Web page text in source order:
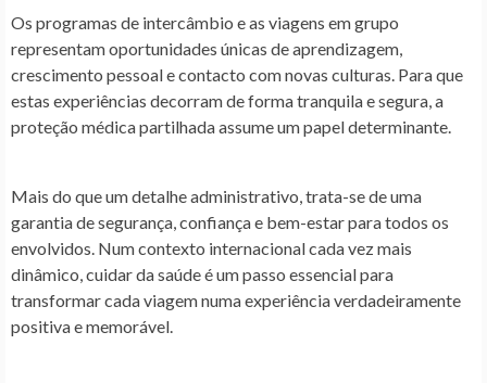
Os programas de intercâmbio e as viagens em grupo
representam oportunidades únicas de aprendizagem,
crescimento pessoal e contacto com novas culturas. Para que
estas experiências decorram de forma tranquila e segura, a
proteção médica partilhadaassume um papel determinante.
Mais do que um detalhe administrativo, trata-se de uma
garantia de segurança, confiança e bem-estar para todos os
envolvidos. Num contexto internacional cada vez mais
dinâmico, cuidar da saúde é um passo essencial para
transformar cada viagem numa experiência verdadeiramente
positiva e memorável.